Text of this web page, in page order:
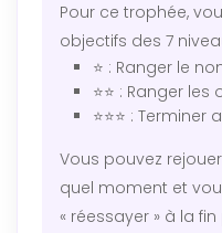
Pour ce trophée,
objectifs des 7
⭐ : Ranger le
⭐⭐ : Ranger
⭐⭐⭐ :
Vous pouvez
quel moment et
« réessayer » à la